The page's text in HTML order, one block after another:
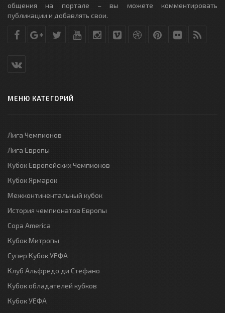
общения на портале – вы можете комментировать
публикации и добавлять свои.
МЕНЮ КАТЕГОРИЙ
Лига Чемпионов
Лига Европы
Кубок Европейских Чемпионов
Кубок Ярмарок
Межконтинентальный кубок
История чемпионатов Европы
Copa America
Кубок Митропы
Супер Кубок УЕФА
Клуб Альфредо ди Стефано
Кубок обладателей кубков
Кубок УЕФА